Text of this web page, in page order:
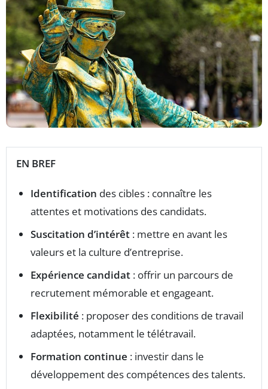
EN BREF
Identification des cibles : connaître les
attentes et motivations des candidats.
Suscitation d’intérêt : mettre en avant les
valeurs et la culture d’entreprise.
Expérience candidat : offrir un parcours de
recrutement mémorable et engageant.
Flexibilité : proposer des conditions de travail
adaptées, notamment le télétravail.
Formation continue : investir dans le
développement des compétences des talents.